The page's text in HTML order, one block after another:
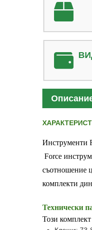
Инструменти
Force
съотношение
комплекти
Технически
Този